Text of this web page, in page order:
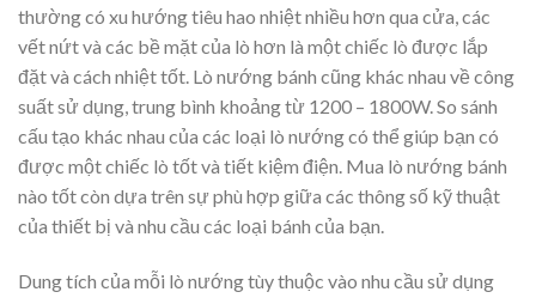
thường có xu hướng tiêu hao nhiệt nhiều hơn qua cửa, các
vết nứt và các bề mặt của lò hơn là một chiếc lò được lắp
đặt và cách nhiệt tốt. Lò nướng bánh cũng khác nhau về công
suất sử dụng, trung bình khoảng từ 1200 – 1800W. So sánh
cấu tạo khác nhau của các loại lò nướng có thể giúp bạn có
được một chiếc lò tốt và tiết kiệm điện. Mua lò nướng bánh
nào tốt còn dựa trên sự phù hợp giữa các thông số kỹ thuật
của thiết bị và nhu cầu các loại bánh của bạn.
Dung tích của mỗi lò nướng tùy thuộc vào nhu cầu sử dụng